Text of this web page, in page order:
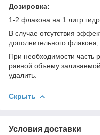
Дозировка:
1-2 флакона на 1 литр
В случае отсутствия
дополнительного
При необходимости часть
равной объему
удалить.
Скрыть
Условия доставки